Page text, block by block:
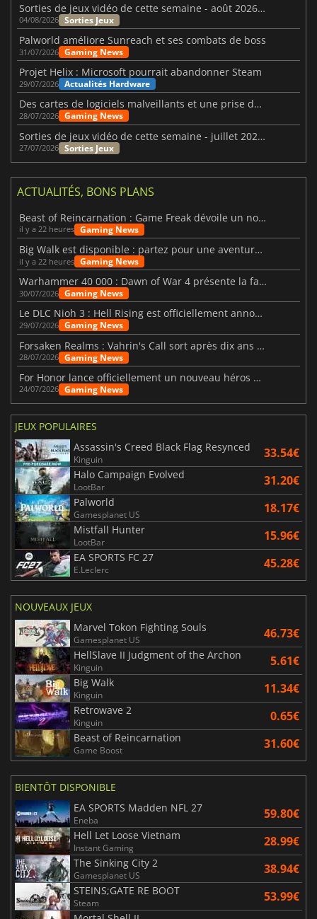
Sorties de jeux vidéo de cette semaine - août 2026 (semaine 32)
04/08/2026 Sorties Jeux
Palworld améliore Sunreach et ses combats de boss
31/07/2026 Gaming News
Projet Helix : Microsoft pourrait abandonner Steam
29/07/2026 Actualités Hardware
Des cartes de logiciels malveillants et une prise de contrôle de Discord ont touché Meccha Chameleon
28/07/2026 Gaming News
Sorties de jeux vidéo de cette semaine - juillet 2026 (semaine 31)
27/07/2026 Sorties Jeux
ACTUALITÉS, BONS PLANS
Beast of Reincarnation : Game Freak dévoile un nouveau pari
il y a 22 heures Gaming News
Big Walk est disponible : partez pour une aventure entre amis
il y a 22 heures Gaming News
Warhammer 40 000 : Dawn of War 4 présente la faction des Nécrons
30/07/2026 Gaming News
Le DLC Nioh 3 : Hell Rising est officiellement annoncé
29/07/2026 Gaming News
Forsaken Realms : Vahrin's Call sort après dix ans de développement
28/07/2026 Gaming News
For Honor lance officiellement un nouveau héros nommé Arakure
24/07/2026 Gaming News
JEUX POPULAIRES
Assassin's Creed Black Flag Resynced
Kinguin 33.54€
Halo Campaign Evolved
LootBar 31.20€
Palworld
Gamesplanet US 18.17€
Mistfall Hunter
LootBar 15.96€
EA SPORTS FC 27
E.Leclerc 45.28€
NOUVEAUX JEUX
Marvel Tokon Fighting Souls
Gamesplanet US 46.73€
HellSlave II Judgment of the Archon
Kinguin 5.61€
Big Walk
Kinguin 11.34€
Retrowave 2
Kinguin 0.65€
Beast of Reincarnation
Game Boost 31.60€
BIENTÔT DISPONIBLE
EA SPORTS Madden NFL 27
Eneba 59.80€
Hell Let Loose Vietnam
Instant Gaming 28.99€
The Sinking City 2
Gamesplanet US 38.94€
STEINS;GATE RE BOOT
Steam 53.99€